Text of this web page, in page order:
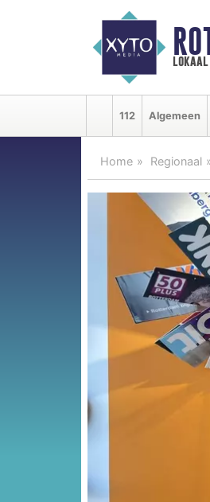
lokaal
112 Algemeen
Home Regionaal